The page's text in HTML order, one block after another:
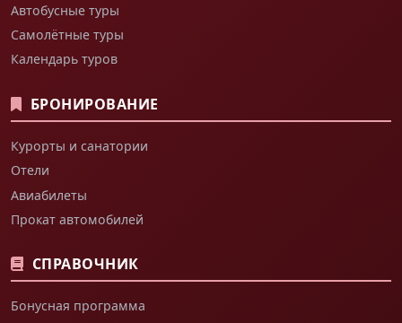
Автобусные туры
Самолётные туры
Календарь туров
БРОНИРОВАНИЕ
Курорты и санатории
Отели
Авиабилеты
Прокат автомобилей
СПРАВОЧНИК
Бонусная программа